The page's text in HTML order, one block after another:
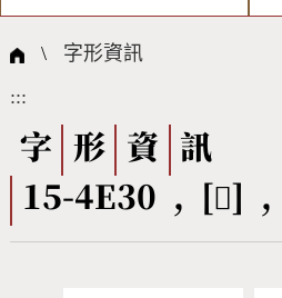
國際字碼相關組織
筆畫查詢
筆順序查詢
CNS查詢
全字庫授權
個人電腦造字處理工具
字形下載
問題集
熱門查詢統計
\ 字形資訊
:::
字 形 資
訊
15-4E30 , [𣊖]